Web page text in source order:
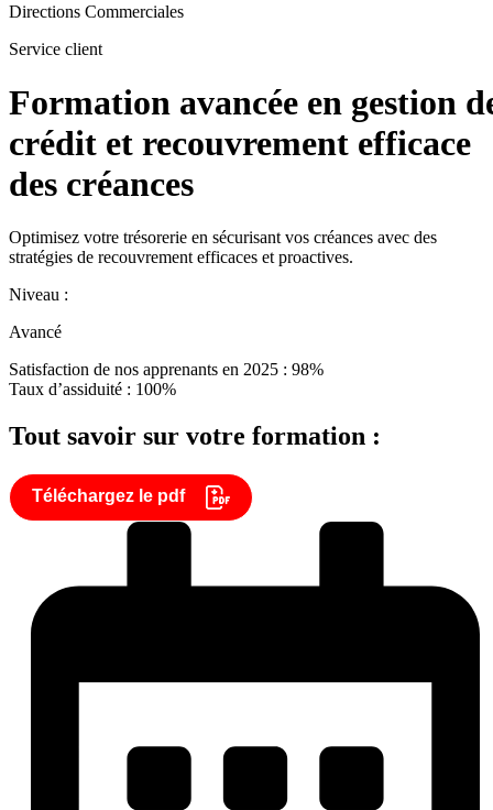
Directions Commerciales
Service client
Formation avancée en gestion
crédit et recouvrement efficace
des créances
Optimisez votre trésorerie en sécurisant vos créances avec des
stratégies de recouvrement efficaces et proactives.
Niveau :
Avancé
Satisfaction de nos apprenants en 2025 : 98%
Taux d’assiduité : 100%
Tout savoir sur votre formation :
Téléchargez le pdf